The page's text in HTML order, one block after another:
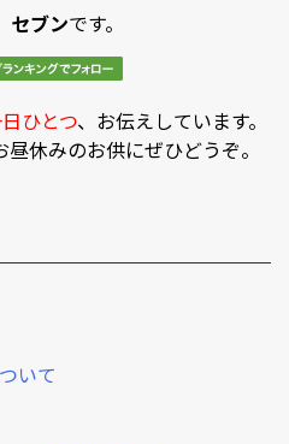
セブンです。
ひとつ、お伝えしています。
休みのお供にぜひどうぞ。
いて